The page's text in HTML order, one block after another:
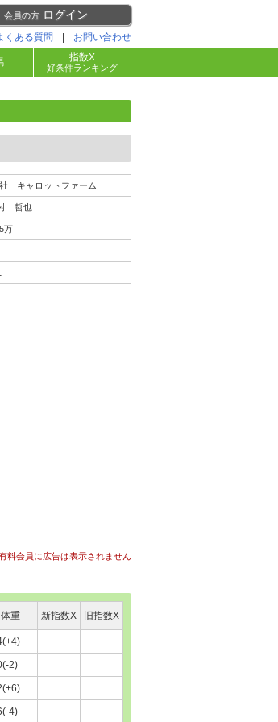
会員の方 ログイン
くある質問 お問い合わせ
指数X
好条件ランキング
キャロットファーム
哲也
万
料会員に広告は表示されません
体重 新指数X 旧指数X
2)
4)